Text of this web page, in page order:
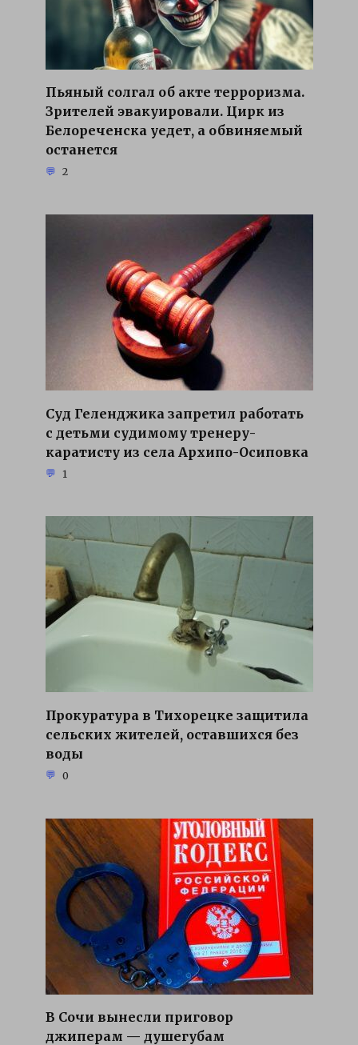
Пьяный солгал об акте терроризма.
Зрителей эвакуировали. Цирк из
Белореченска уедет, а обвиняемый
останется
2
Суд Геленджика запретил работать
с детьми судимому тренеру-
каратисту из села Архипо-Осиповка
1
Прокуратура в Тихорецке защитила
сельских жителей, оставшихся без
воды
0
В Сочи вынесли приговор
джиперам — душегубам